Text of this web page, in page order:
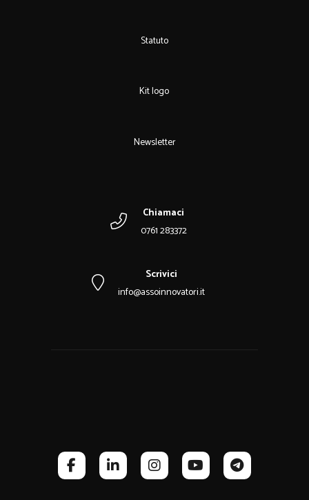
Statuto
Kit logo
Newsletter
Chiamaci
0761 283372
Scrivici
info@assoinnovatori.it